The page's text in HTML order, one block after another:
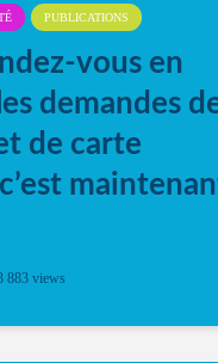
PUBLICATIONS
vous en
demandes
de carte
de prendre rendez-
883 views